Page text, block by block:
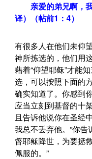
亲爱的弟兄啊，我
译）（帖前1：4）
有很多人在他们未仰
神所拣选的，他们用
藉着“仰望耶稣”才能
选，可以按照下面的
确实知道了。你感到
应当立刻到基督的十
且告诉他说你在圣经
我总不丢弃他。”你告
督耶稣降世，为要拯
佩服的。”